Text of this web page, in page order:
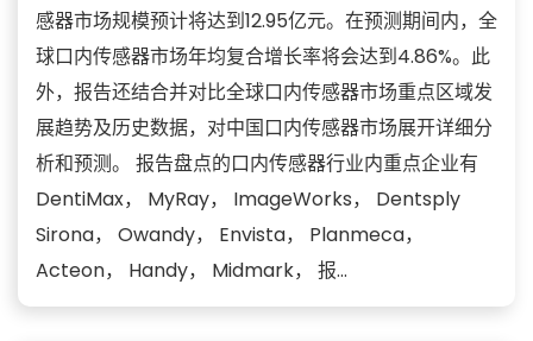
感器市场规模预计将达到12.95亿元。在预测期间内，全
球口内传感器市场年均复合增长率将会达到4.86%。此
外，报告还结合并对比全球口内传感器市场重点区域发
展趋势及历史数据，对中国口内传感器市场展开详细分
析和预测。 报告盘点的口内传感器行业内重点企业有
DentiMax， MyRay， ImageWorks， Dentsply
Sirona， Owandy， Envista， Planmeca，
Acteon， Handy， Midmark， 报...